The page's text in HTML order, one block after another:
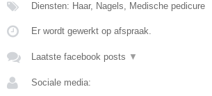
Diensten: Haar, Nagels, Medische pedicure
Er wordt gewerkt op afspraak.
Laatste facebook posts ▼
Sociale media: